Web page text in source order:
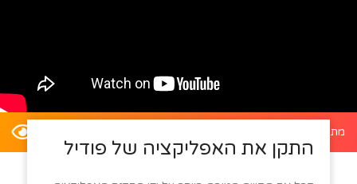
מתכון לדלעת ערמונים במילוי סלט קינואה - פודי
התקן את האפליקציה של פודיל